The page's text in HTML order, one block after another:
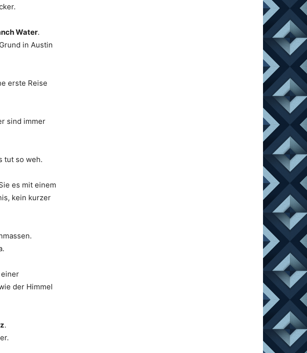
Water.
in Austin
erste Reise
sind immer
tut so weh.
es mit einem
kein kurzer
der Himmel
.